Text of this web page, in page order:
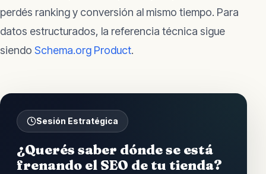
perdés ranking y conversión al mismo tiempo. Para
datos estructurados, la referencia técnica sigue
siendo Schema.org Product.
Sesión Estratégica
¿Querés saber dónde se está
frenando el SEO de tu tienda?